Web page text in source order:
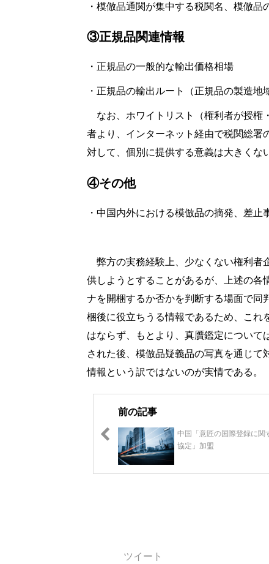
・模倣品通関が集中する税関名、模倣品
③正規品関連情報
・正規品の一般的な輸出価格相場
・正規品の輸出ルート（正規品の製造地
なお、ホワイトリスト（権利者が授権
者より、インターネット経由で税関総署
対して、個別に提供する意義は大きくな
④その他
・中国内外における模倣品の摘発、差止
弊方の実務経験上、少なくない権利者
供しようとすることがあるが、上述の各
ナを開梱するか否かを判断する場面で同
梱後に役立ちうる情報であるため、これ
はならず、もとより、真贋鑑定について
された後、模倣品疑義品の写真を通じ
情報という訳ではないのが実情である。
前の記事
中国「意匠の国際登録に関
協定」加盟
ツイート